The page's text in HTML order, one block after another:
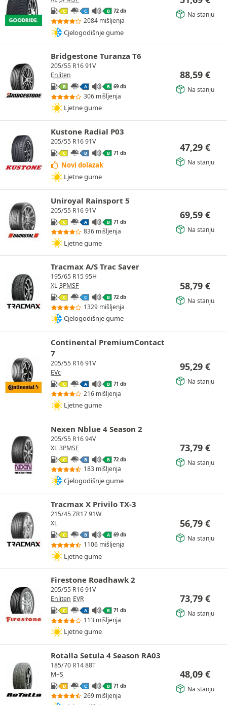
C C B 72 db
2084 mišljenja
Cjelogodišnje gume
Na stanju
Bridgestone Turanza T6
205/55 R16 91V
Enliten
B A B 69 db
306 mišljenja
Ljetne gume
88,59 €
Na stanju
Kustone Radial P03
205/55 R16 91V
C B B 71 db
Novi dolazak
Ljetne gume
47,29 €
Na stanju
Uniroyal Rainsport 5
205/55 R16 91V
C A B 71 db
836 mišljenja
Ljetne gume
69,59 €
Na stanju
Tracmax A/S Trac Saver
195/65 R15 95H
XL 3PMSF
C C B 72 db
1329 mišljenja
Cjelogodišnje gume
58,79 €
Na stanju
Continental PremiumContact
7
205/55 R16 91V
EVc
C A B 71 db
216 mišljenja
Ljetne gume
95,29 €
Na stanju
Nexen Nblue 4 Season 2
205/55 R16 94V
XL 3PMSF
C B B 72 db
183 mišljenja
Cjelogodišnje gume
73,79 €
Na stanju
Tracmax X Privilo TX-3
215/45 ZR17 91W
XL
C B A 69 db
1106 mišljenja
Ljetne gume
56,79 €
Na stanju
Firestone Roadhawk 2
205/55 R16 91V
Enliten EVR
C A B 71 db
113 mišljenja
Ljetne gume
73,79 €
Na stanju
Rotalla Setula 4 Season RA03
185/70 R14 88T
M+S
D C B 71 db
269 mišljenja
48,09 €
Na stanju